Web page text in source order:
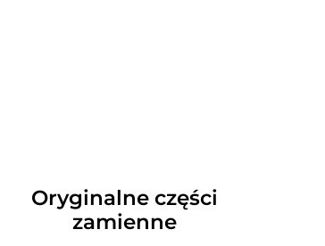
Oryginalne części
zamienne